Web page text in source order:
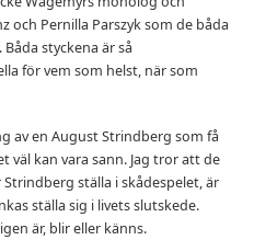
och Pernilla Parszyk som de båda
styckena är så
för vem som helst, när som
av en August Strindberg som få
väl kan vara sann. Jag tror att de
ställa i skådespelet, är
ställa sig i livets slutskede.
är, blir eller känns.